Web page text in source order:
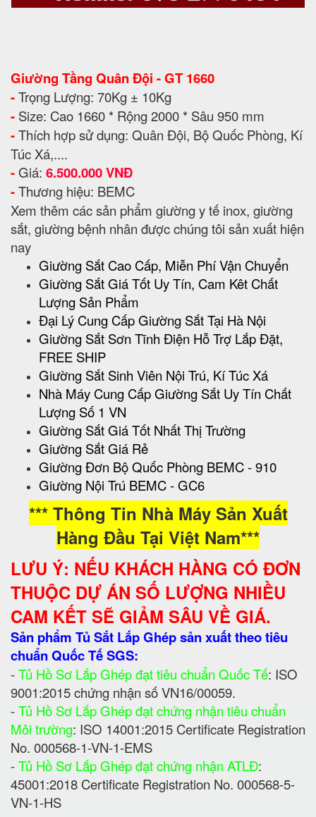
Giường Tầng Quân Đội - GT 1660
-Trọng Lượng: 70Kg ± 10Kg
- Size: Cao 1660 * Rộng 2000 * Sâu 950 mm
-Thích hợp sử dụng: Quân Đội, Bộ Quốc Phòng, Kí
Túc Xá,....
- Giá: 6.500.000 VNĐ
-Thương hiệu: BEMC
Xem thêm các sản phẩm giường y tế inox, giường
sắt, giường bệnh nhân được chúng tôi sản xuất hiện
nay
Giường Sắt Cao Cấp, Miễn Phí Vận Chuyển
Giường Sắt Giá Tốt Uy Tín, Cam Kêt Chất
Lượng Sản Phẩm
Đại Lý Cung Cấp Giường Sắt Tại Hà Nội
Giường Sắt Sơn Tĩnh Điện Hỗ Trợ Lắp Đặt,
FREE SHIP
Giường Sắt Sinh Viên Nội Trú, Kí Túc Xá
Nhà Máy Cung Cấp Giường Sắt Uy Tín Chất
Lượng Số 1 VN
Giường Sắt Giá Tốt Nhất Thị Trường
Giường Sắt Giá Rẻ
Giường Đơn Bộ Quốc Phòng BEMC - 910
Giường Nội Trú BEMC - GC6
*** Thông Tin Nhà Máy Sản Xuất
Hàng Đầu Tại Việt Nam***
LƯU Ý: NẾU KHÁCH HÀNG CÓ ĐƠN
THUỘC DỰ ÁN SỐ LƯỢNG NHIỀU
CAM KẾT SẼ GIẢM SÂU VỀ GIÁ.
Sản phẩm Tủ Sắt Lắp Ghép sản xuất theo tiêu
chuẩn Quốc Tế SGS:
-Tủ Hồ Sơ Lắp Ghép đạt tiêu chuẩn Quốc Tế: ISO
9001:2015 chứng nhận số VN16/00059.
-Tủ Hồ Sơ Lắp Ghép đạt chứng nhận tiêu chuẩn
Môi trường: ISO 14001:2015 Certificate Registration
No. 000568-1-VN-1-EMS
-Tủ Hồ Sơ Lắp Ghép đạt chứng nhận ATLĐ:
45001:2018 Certificate Registration No. 000568-5-
VN-1-HS